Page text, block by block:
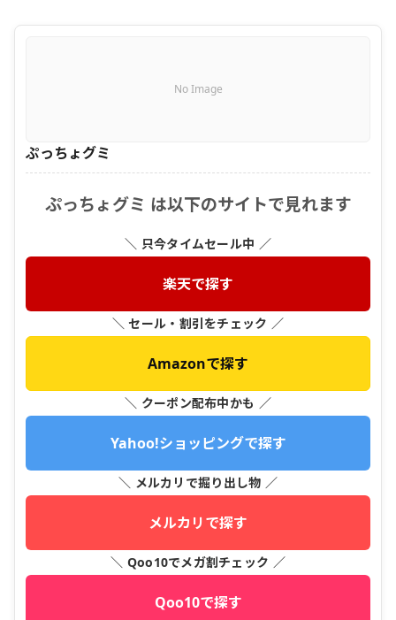
No Image
ぷっちょグミ
ぷっちょグミ は以下のサイトで見れます
＼ 只今タイムセール中 ／
楽天で探す
＼ セール・割引をチェック ／
Amazonで探す
＼ クーポン配布中かも ／
Yahoo!ショッピングで探す
＼ メルカリで掘り出し物 ／
メルカリで探す
＼ Qoo10でメガ割チェック ／
Qoo10で探す